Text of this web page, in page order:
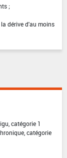
;
dérive d'au moins
catégorie 1
catégorie